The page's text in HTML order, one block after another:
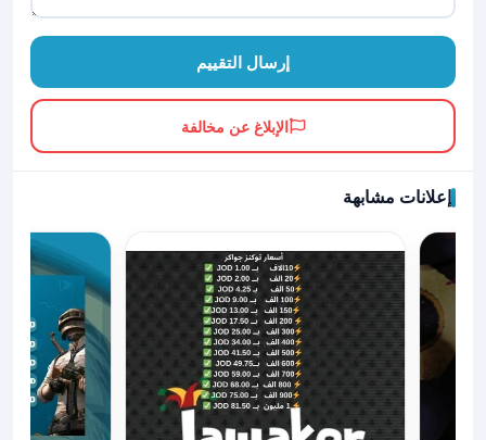
إرسال التقييم
الإبلاغ عن مخالفة
إعلانات مشابهة